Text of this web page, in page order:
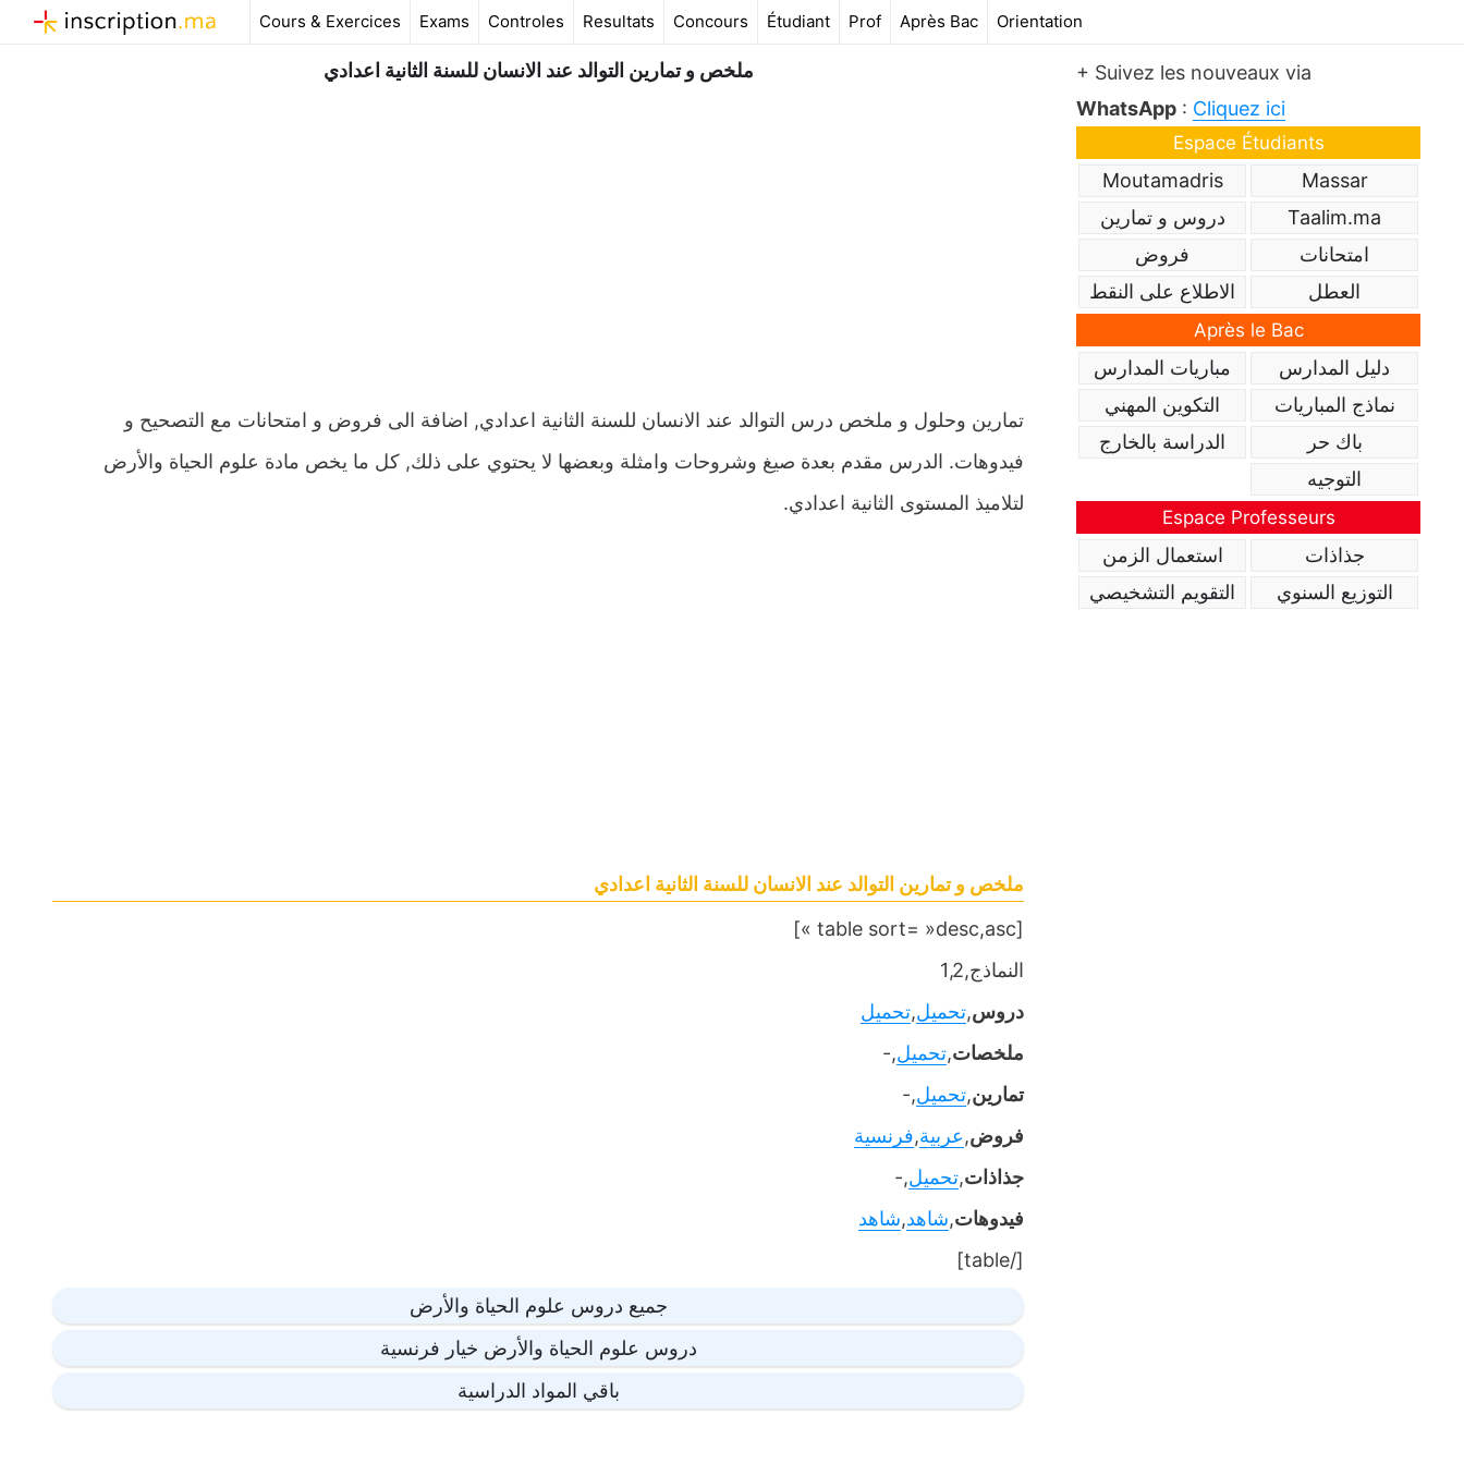
au
Cours & Exercices Exams Controles Resultats Concours Étudiant Prof Après Bac Orientation
ملخص و تمارين التوالد عند الانسان للسنة الثانية اعدادي
تمارين وحلول و ملخص درس التوالد عند الانسان للسنة الثانية اعدادي, اضافة الى فروض و امتحانات مع التصحيح و
فيدوهات. الدرس مقدم بعدة صيغ وشروحات وامثلة وبعضها لا يحتوي على ذلك, كل ما يخص مادة علوم الحياة والأرض
لتلاميذ المستوى الثانية اعدادي.
ملخص و تمارين التوالد عند الانسان للسنة الثانية اعدادي
[table sort= »desc,asc »]
النماذج,1,2
دروس,تحميل,تحميل
ملخصات,تحميل,-
تمارين,تحميل,-
فروض,عربية,فرنسية
جذاذات,تحميل,-
فيدوهات,شاهد,شاهد
[/table]
جميع دروس علوم الحياة والأرض
دروس علوم الحياة والأرض خيار فرنسية
باقي المواد الدراسية
+ Suivez les nouveaux via
WhatsApp : Cliquez ici
Espace Étudiants
Massar
Moutamadris
Taalim.ma
دروس و تمارين
امتحانات
فروض
العطل
الاطلاع على النقط
Après le Bac
دليل المدارس
مباريات المدارس
نماذج المباريات
التكوين المهني
باك حر
الدراسة بالخارج
التوجيه
Espace Professeurs
جذاذات
استعمال الزمن
التوزيع السنوي
التقويم التشخيصي